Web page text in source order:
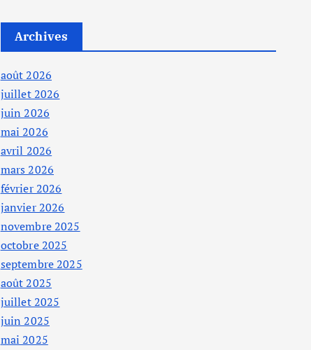
Archives
août 2026
juillet 2026
juin 2026
mai 2026
avril 2026
mars 2026
février 2026
janvier 2026
novembre 2025
octobre 2025
septembre 2025
août 2025
juillet 2025
juin 2025
mai 2025